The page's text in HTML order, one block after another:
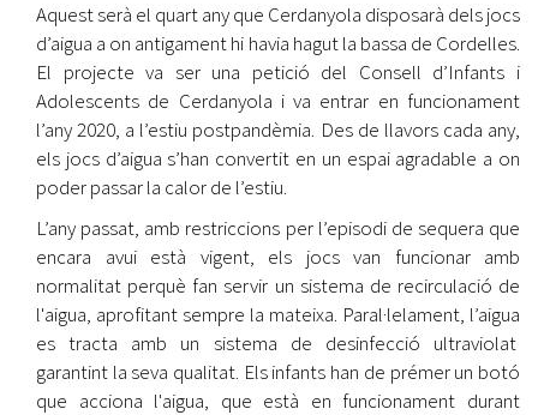
Aquest serà el quart any que Cerdanyola disposarà dels jocs
d’aigua a on antigament hi havia hagut la bassa de Cordelles.
El projecte va ser una petició del Consell d’Infants i
Adolescents de Cerdanyola i va entrar en funcionament
l’any 2020, a l’estiu postpandèmia. Des de llavors cada any,
els jocs d’aigua s’han convertit en un espai agradable a on
poder passar la calor de l’estiu.
L’any passat, amb restriccions per l’episodi de sequera que
encara avui està vigent, els jocs van funcionar amb
normalitat perquè fan servir un sistema de recirculació de
l'aigua, aprofitant sempre la mateixa. Paral·lelament, l’aigua
es tracta amb un sistema de desinfecció ultraviolat
garantint la seva qualitat. Els infants han de prémer un botó
que acciona l'aigua, que està en funcionament durant